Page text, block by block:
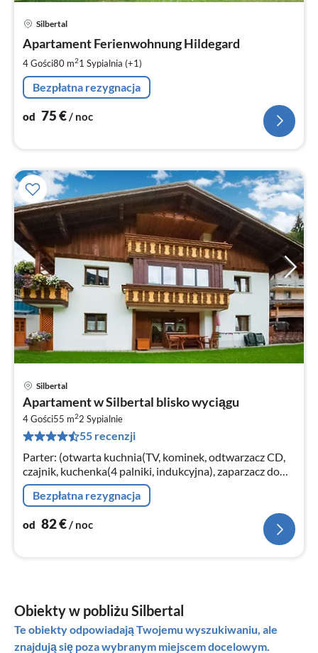
Silbertal
Apartament Ferienwohnung Hildegard
4 Gości80 m21 Sypialnia (+1)
Bezpłatna rezygnacja
od 75€/ noc
Silbertal
Apartament w Silbertal blisko wyciągu
4 Gości55 m22 Sypialnie
55 recenzji
Parter: (otwarta kuchnia(TV, kominek, odtwarzacz CD,
czajnik, kuchenka(4 palniki, indukcyjna), zaparzacz do
kawy, piekarnik, kuchenka mikrofalowa, zmywarka do
naczyń)
Bezpłatna rezygnacja
od 82€/ noc
Obiekty w pobliżu Silbertal
Te obiekty odpowiadają Twojemu wyszukiwaniu, ale
znajdują się poza wybranym miejscem docelowym.